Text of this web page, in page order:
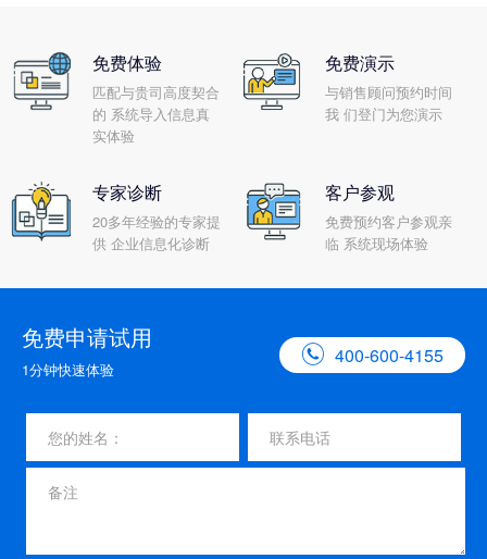
免费体验
匹配与贵司高度契合
的 系统导入信息真
实体验
免费演示
与销售顾问预约时间
我 们登门为您演示
专家诊断
20多年经验的专家提
供 企业信息化诊断
客户参观
免费预约客户参观亲
临 系统现场体验
免费申请试用
1分钟快速体验
 400-600-4155